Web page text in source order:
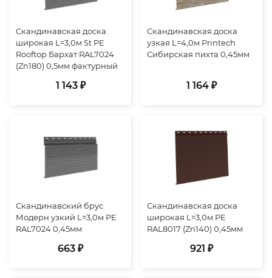
Скандинавская доска
широкая L=3,0м St PE
Rooftop Бархат RAL7024
(Zn180) 0,5мм фактурный
1 143 ₽
Скандинавская доска
узкая L=4,0м Printech
Сибирская пихта 0,45мм
1 164 ₽
Скандинавский брус
Модерн узкий L=3,0м PE
RAL7024 0,45мм
663 ₽
Скандинавская доска
широкая L=3,0м PE
RAL8017 (Zn140) 0,45мм
921 ₽